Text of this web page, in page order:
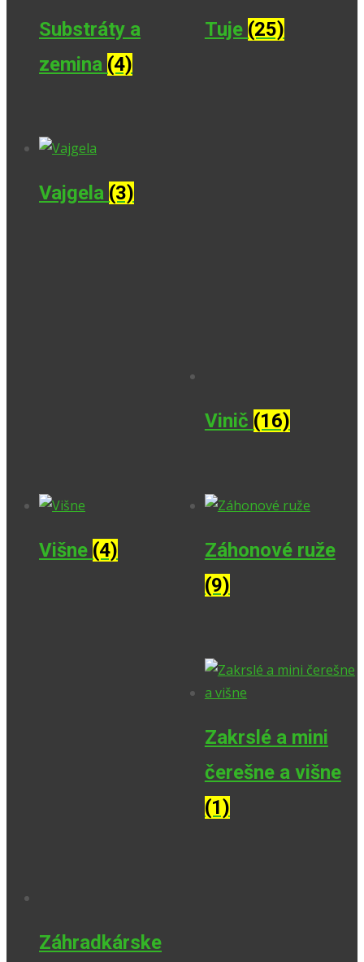
Substráty a
zemina (4)
Tuje (25)
Vajgela (3)
Vinič (16)
Višne (4)
Záhonové ruže
(9)
Záhradkárske
Zakrslé a mini
čerešne a višne
(1)